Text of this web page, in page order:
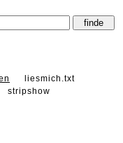
liesmich.txt
stripshow